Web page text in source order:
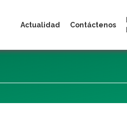
Actualidad Contáctenos